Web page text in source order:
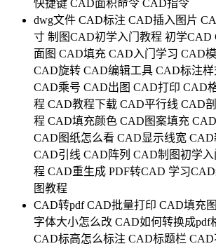
快捷键 CAD面积命令 CAD指令
dwg文件 CAD标注 CAD插入图片
寸 制图CAD初学入门教程 初学CAD
面图 CAD填充 CAD入门学习 CAD
CAD旋转 CAD编辑工具 CAD标注样
CAD乘号 CAD出图 CAD打印 CAD
程 CAD教程下载 CAD平行线 CAD
程 CAD填充颜色 CAD图案填充
CAD图纸怎么看 CAD显示线宽 CAD
CAD引线 CAD阵列 CAD制图初学入
程 CAD重生成 PDF转CAD 学习
图教程
CAD转pdf CAD批量打印 CAD填充
字体大小怎么改 CAD如何转换成pdf
CAD标高怎么标注 CAD标题栏 CAD